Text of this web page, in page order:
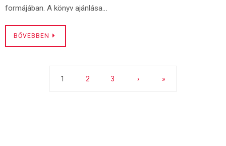
formájában. A könyv ajánlása…
BŐVEBBEN
1 2 3 › »